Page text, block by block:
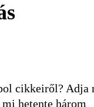
cikkeiről? Adja
hetente három